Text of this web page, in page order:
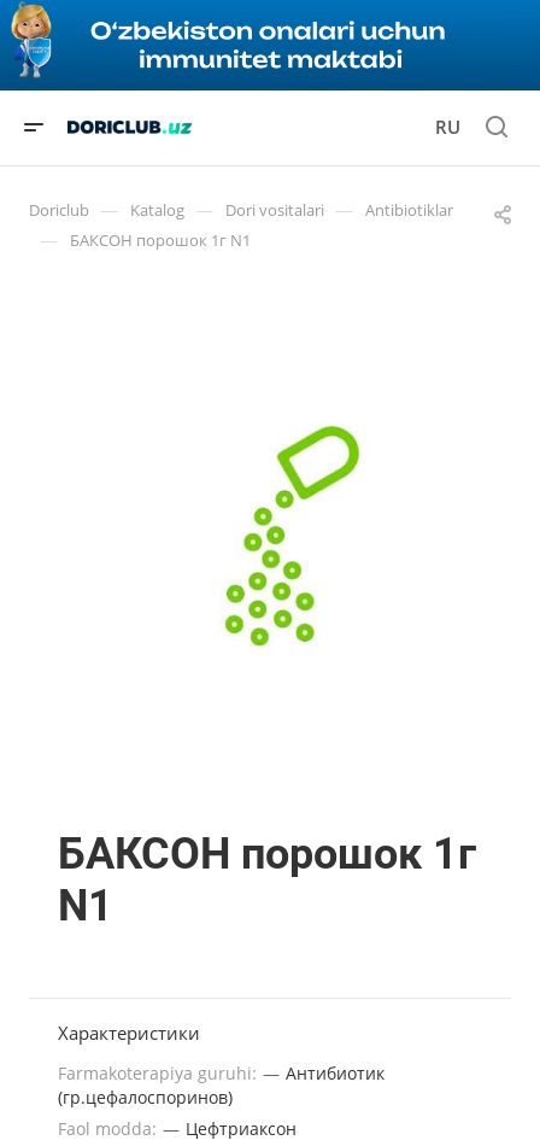
RU
Doriclub — Katalog — Dori vositalari — Antibiotiklar
— БАКСОН порошок 1г N1
БАКСОН порошок 1г
N1
Характеристики
Farmakoterapiya guruhi: — Антибиотик
(гр.цефалоспоринов)
Faol modda: — Цефтриаксон